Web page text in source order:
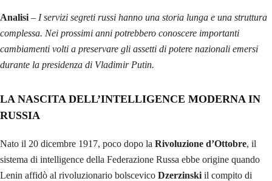
Analisi – I servizi segreti russi hanno una storia lunga e una struttura
complessa. Nei prossimi anni potrebbero conoscere importanti
cambiamenti volti a preservare gli assetti di potere nazionali emersi
durante la presidenza di Vladimir Putin.
LA NASCITA DELL’INTELLIGENCE MODERNA IN
RUSSIA
Nato il 20 dicembre 1917, poco dopo la Rivoluzione d’Ottobre, il
sistema di intelligence della Federazione Russa ebbe origine quando
Lenin affidò al rivoluzionario bolscevico Dzerzinski il compito di